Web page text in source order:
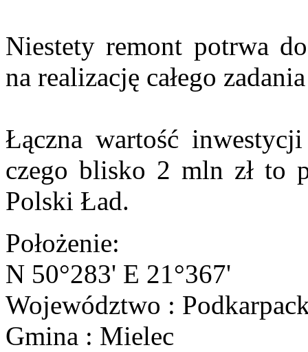
Niestety remont potrwa
na realizację całego
Łączna wartość
czego blisko 2 mln zł to
Polski Ład.
Położenie:
N 50°283' E 21°367'
Województwo :
Gmina : Mielec